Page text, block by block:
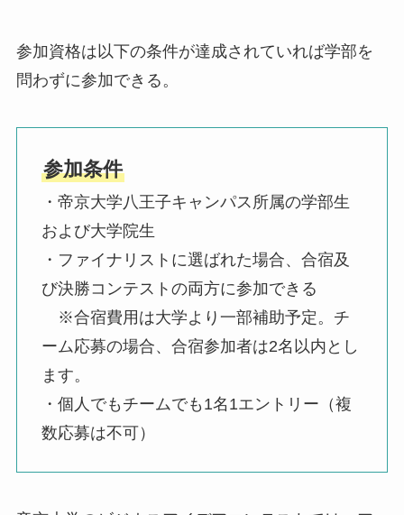
参加資格は以下の条件が達成されていれば学部を
問わずに参加できる。
参加条件
・帝京大学八王子キャンパス所属の学部生
および大学院生
・ファイナリストに選ばれた場合、合宿及
び決勝コンテストの両方に参加できる
※合宿費用は大学より一部補助予定。チ
ーム応募の場合、合宿参加者は2名以内とし
ます。
・個人でもチームでも1名1エントリー（複
数応募は不可）